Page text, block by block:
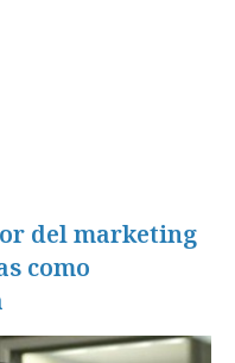
del marketing
como